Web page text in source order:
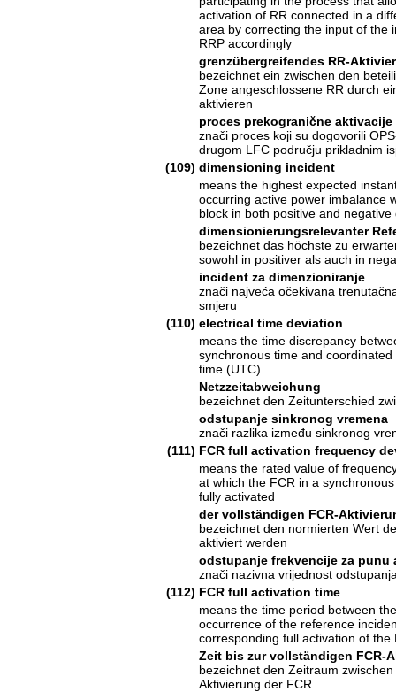
activation of RR connected in a
area by correcting the input of the
RRP accordingly
grenzübergreifendes RR-
bezeichnet ein zwischen den
Zone angeschlossene RR durch
aktivieren
proces prekogranične aktivacije
znači proces koji su dogovorili
drugom LFC području prikladnim
(109) dimensioning incident
means the highest expected
occurring active power imbalance
block in both positive and negative
dimensionierungsrelevanter
bezeichnet das höchste zu
sowohl in positiver als auch in
incident za dimenzioniranje
znači najveća očekivana
smjeru
(110) electrical time deviation
means the time discrepancy
synchronous time and coordinated
time (UTC)
Netzzeitabweichung
bezeichnet den Zeitunterschied
odstupanje sinkronog vremena
znači razlika između sinkronog
(111) FCR full activation frequency
means the rated value of
at which the FCR in a
fully activated
der vollständigen FCR-
bezeichnet den normierten Wert
aktiviert werden
odstupanje frekvencije za punu
znači nazivna vrijednost
(112) FCR full activation time
means the time period between the
occurrence of the reference
corresponding full activation of the
Zeit bis zur vollständigen FCR-
bezeichnet den Zeitraum
Aktivierung der FCR